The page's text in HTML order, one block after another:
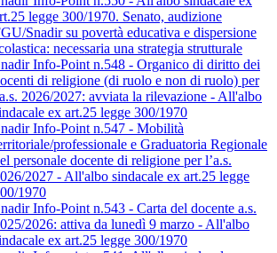
legge 300/1970. Senato, audizione
Snadir su povertà educativa e dispersione
necessaria una strategia strutturale
Info-Point n.548 - Organico di diritto dei
di religione (di ruolo e non di ruolo) per
2026/2027: avviata la rilevazione - All'albo
ex art.25 legge 300/1970
Info-Point n.547 - Mobilità
professionale e Graduatoria Regionale
personale docente di religione per l’a.s.
2027 - All'albo sindacale ex art.25 legge
1970
Info-Point n.543 - Carta del docente a.s.
2026: attiva da lunedì 9 marzo - All'albo
ex art.25 legge 300/1970